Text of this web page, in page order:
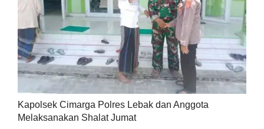
Kapolsek Cimarga Polres Lebak dan Anggota
Melaksanakan Shalat Jumat